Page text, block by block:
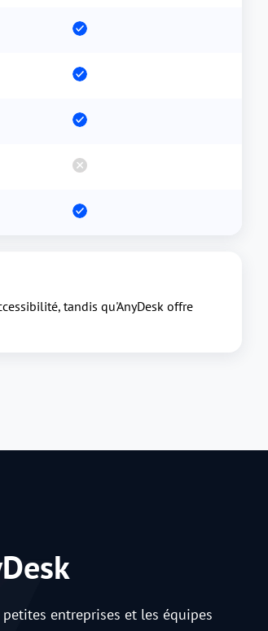
tandis qu'AnyDesk offre
entreprises et les équipes